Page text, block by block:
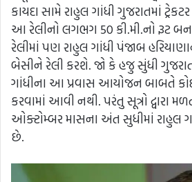
કાયદા સામે રાહુલ ગાંધી ગુજરાતમાં
આ રેલીનો લગભગ 50 કી.મી.નો રૂટ
રેલીમાં પણ રાહુલ ગાંધી પંજાબ
બેસીને રેલી કરશે. જો કે હજુ સુંધી ગુજરાત
ગાંધીના આ પ્રવાસ આયોજન બાબતે કોઈ
કરવામાં આવી નથી. પરંતુ સૂત્રો દ્વારા
ઓક્ટોમ્બર માસના અંત સુધીમાં રાહુલ
છે.